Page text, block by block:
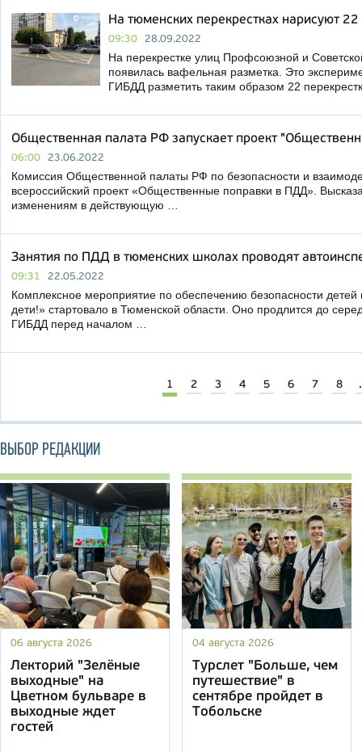
На тюменских перекрестках нарисуют
09:30 28.09.2022
На перекрестке улиц Профсоюзной и
появилась вафельная разметка. Это
ГИБДД разметить таким образом 22
Общественная палата РФ запускает проект
06:00 23.06.2022
Комиссия Общественной палаты РФ по безопасности и
всероссийский проект «Общественные поправки в ПДД».
изменениям в действующую …
Занятия по ПДД в тюменских школах проводят
09:31 22.05.2022
Комплексное мероприятие по обеспечению безопасности
дети!» стартовало в Тюменской области. Оно продлится до
ГИБДД перед началом …
1 2 3 4 5 6 7 8
ВЫБОР РЕДАКЦИИ
06 августа 2026
Лекторий "Зелёные
выходные" на
Цветном бульваре в
выходные ждет
гостей
04 августа 2026
Турслет "Больше, чем
путешествие" в
сентябре пройдет в
Тобольске